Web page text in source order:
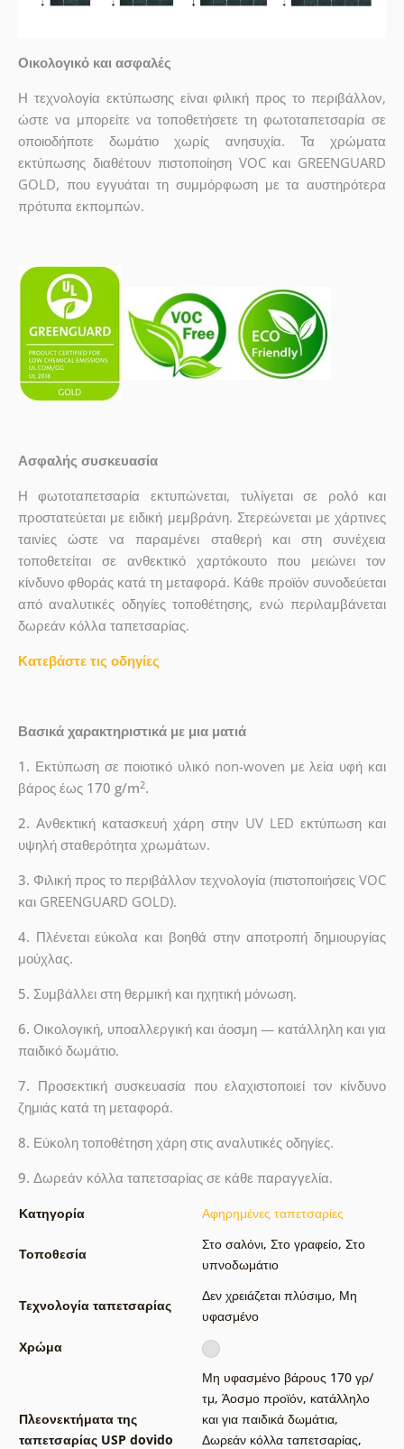
Οικολογικό και ασφαλές
Η τεχνολογία εκτύπωσης είναι φιλική προς το περιβάλλον,
ώστε να μπορείτε να τοποθετήσετε τη φωτοταπετσαρία σε
οποιοδήποτε δωμάτιο χωρίς ανησυχία. Τα χρώματα
εκτύπωσης διαθέτουν πιστοποίηση VOC και GREENGUARD
GOLD, που εγγυάται τη συμμόρφωση με τα αυστηρότερα
πρότυπα εκπομπών.
Ασφαλής συσκευασία
Η φωτοταπετσαρία εκτυπώνεται, τυλίγεται σε ρολό και
προστατεύεται με ειδική μεμβράνη. Στερεώνεται με χάρτινες
ταινίες ώστε να παραμένει σταθερή και στη συνέχεια
τοποθετείται σε ανθεκτικό χαρτόκουτο που μειώνει τον
κίνδυνο φθοράς κατά τη μεταφορά. Κάθε προϊόν συνοδεύεται
από αναλυτικές οδηγίες τοποθέτησης, ενώ περιλαμβάνεται
δωρεάν κόλλα ταπετσαρίας.
Κατεβάστε τις οδηγίες
Βασικά χαρακτηριστικά με μια ματιά
1. Εκτύπωση σε ποιοτικό υλικό non-woven με λεία υφή και
βάρος έως 170 g/m2.
2.Ανθεκτική κατασκευή χάρη στην UV LED εκτύπωση και
υψηλή σταθερότητα χρωμάτων.
3. Φιλική προς το περιβάλλον τεχνολογία (πιστοποιήσεις VOC
και GREENGUARD GOLD).
4. Πλένεται εύκολα και βοηθά στην αποτροπή δημιουργίας
μούχλας.
5. Συμβάλλει στη θερμική και ηχητική μόνωση.
6.Οικολογική, υποαλλεργική και άοσμη — κατάλληλη και για
παιδικό δωμάτιο.
7. Προσεκτική συσκευασία που ελαχιστοποιεί τον κίνδυνο
ζημιάς κατά τη μεταφορά.
8. Εύκολη τοποθέτηση χάρη στις αναλυτικές οδηγίες.
9. Δωρεάν κόλλα ταπετσαρίας σε κάθε παραγγελία.
Κατηγορία Αφηρημένες ταπετσαρίες
Τοποθεσία
Στο σαλόνι, Στο γραφείο, Στο
υπνοδωμάτιο
Τεχνολογία ταπετσαρίας
Δεν χρειάζεται πλύσιμο, Μη
υφασμένο
Χρώμα
Πλεονεκτήματα της
ταπετσαρίας USP dovido
Μη υφασμένο βάρους 170 γρ/
τμ, Άοσμο προϊόν, κατάλληλο
και για παιδικά δωμάτια,
Δωρεάν κόλλα ταπετσαρίας,